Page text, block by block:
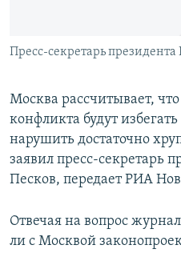
Все сайты Радио
Пресс-секретарь
Москва рассчитывает,
конфликта будут
нарушить достаточно
заявил пресс-секретарь
Песков, передает РИА
Отвечая на вопрос
ли с Москвой